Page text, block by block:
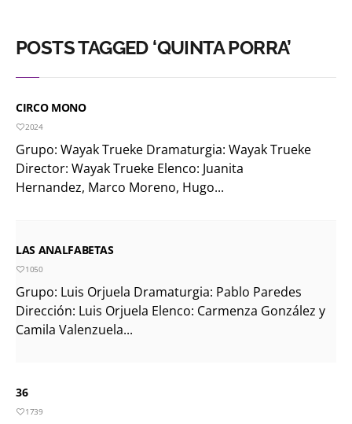
POSTS TAGGED ‘QUINTA PORRA’
CIRCO MONO
2024
Grupo: Wayak Trueke Dramaturgia: Wayak Trueke
Director: Wayak Trueke Elenco: Juanita
Hernandez, Marco Moreno, Hugo...
LAS ANALFABETAS
1050
Grupo: Luis Orjuela Dramaturgia: Pablo Paredes
Dirección: Luis Orjuela Elenco: Carmenza González y
Camila Valenzuela...
36
1739